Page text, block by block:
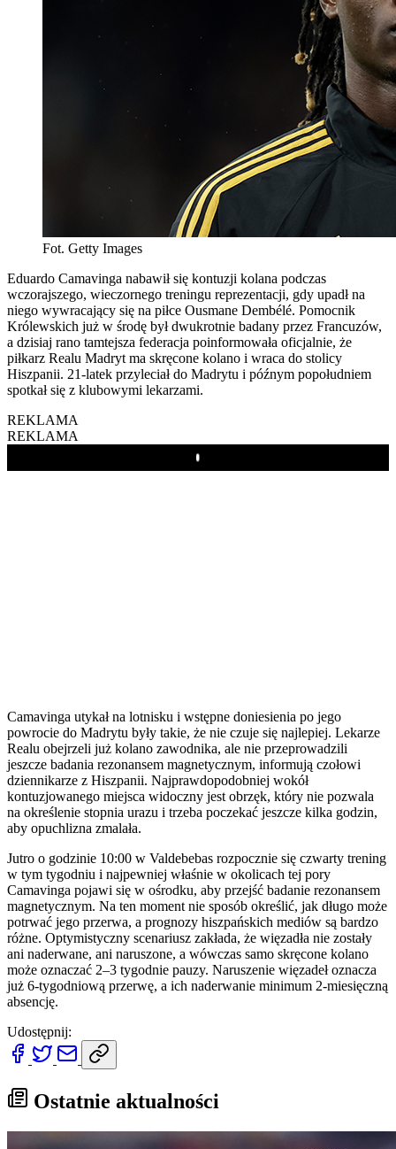
Fot. Getty Images
Eduardo Camavinga nabawił się kontuzji kolana podczas
wczorajszego, wieczornego treningu reprezentacji, gdy upadł na
niego wywracający się na piłce Ousmane Dembélé. Pomocnik
Królewskich już w środę był dwukrotnie badany przez Francuzów,
a dzisiaj rano tamtejsza federacja poinformowała oficjalnie, że
piłkarz Realu Madryt ma skręcone kolano i wraca do stolicy
Hiszpanii. 21-latek przyleciał do Madrytu i późnym popołudniem
spotkał się z klubowymi lekarzami.
REKLAMA
REKLAMA
Play
Camavinga utykał na lotnisku i wstępne doniesienia po jego
powrocie do Madrytu były takie, że nie czuje się najlepiej. Lekarze
Realu obejrzeli już kolano zawodnika, ale nie przeprowadzili
jeszcze badania rezonansem magnetycznym, informują czołowi
dziennikarze z Hiszpanii. Najprawdopodobniej wokół
kontuzjowanego miejsca widoczny jest obrzęk, który nie pozwala
na określenie stopnia urazu i trzeba poczekać jeszcze kilka godzin,
aby opuchlizna zmalała.
Jutro o godzinie 10:00 w Valdebebas rozpocznie się czwarty trening
w tym tygodniu i najpewniej właśnie w okolicach tej pory
Camavinga pojawi się w ośrodku, aby przejść badanie rezonansem
magnetycznym. Na ten moment nie sposób określić, jak długo może
potrwać jego przerwa, a prognozy hiszpańskich mediów są bardzo
różne. Optymistyczny scenariusz zakłada, że więzadła nie zostały
ani naderwane, ani naruszone, a wówczas samo skręcone kolano
może oznaczać 2–3 tygodnie pauzy. Naruszenie więzadeł oznacza
już 6-tygodniową przerwę, a ich naderwanie minimum 2-miesięczną
absencję.
Udostępnij:
Ostatnie aktualności